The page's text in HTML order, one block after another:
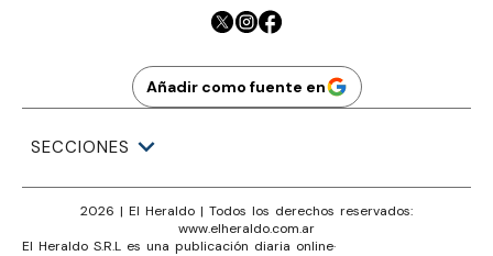
Añadir como fuente en
SECCIONES
2026 | El Heraldo | Todos los derechos reservados:
www.elheraldo.com.ar
El Heraldo S.R.L es una publicación diaria online·